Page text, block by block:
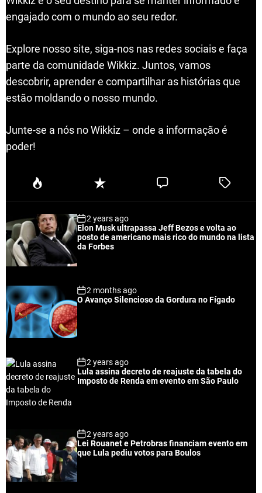
engajado com o mundo ao seu redor.
Explore nosso site, siga-nos nas redes sociais e faça
parte da comunidade Wikkiz. Juntos, vamos
descobrir, aprender e compartilhar as histórias que
estão moldando o nosso mundo.
Junte-se a nós no Wikkiz – onde a informação é
poder!
P
u
a
r
R
e
n
t
C
e
T
e
2 years ago
Elon Musk ultrapassa Jeff Bezos e volta ao
posto de americano mais rico do mundo na lista
da Forbes
2 months ago
O Avanço Silencioso da Gordura no Fígado
2 years ago
Lula assina decreto de reajuste da tabela do
Imposto de Renda em evento em São Paulo
2 years ago
Lei Rouanet e Petrobras financiam evento em
que Lula pediu votos para Boulos